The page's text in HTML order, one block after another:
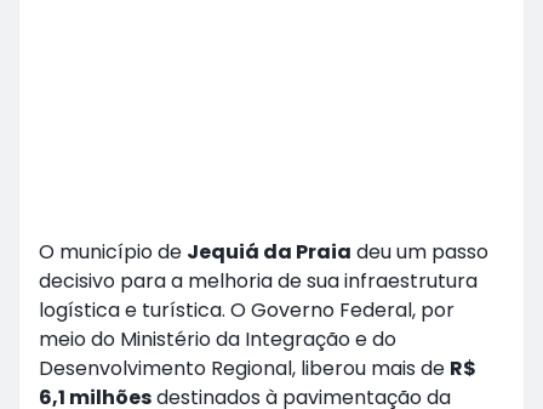
O município de Jequiá da Praia deu um passo
decisivo para a melhoria de sua infraestrutura
logística e turística. O Governo Federal, por
meio do Ministério da Integração e do
Desenvolvimento Regional, liberou mais de R$
6,1 milhõesdestinados à pavimentação da